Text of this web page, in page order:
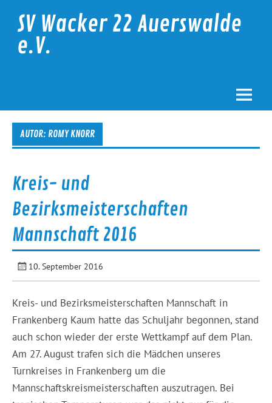
contentSV Wacker 22 Auerswalde
e.V.
AUTOR: ROMY KNORR
Kreis- und
Bezirksmeisterschaften
Mannschaft 2016
10. September 2016
Kreis- und Bezirksmeisterschaften Mannschaft in
Frankenberg Kaum hatte das Schuljahr begonnen, stand
auch schon wieder der erste Wettkampf auf dem Plan.
Am 27. August trafen sich die Mädchen unseres
Turnkreises in Frankenberg um die
Mannschaftskreismeisterschaften auszutragen. Bei